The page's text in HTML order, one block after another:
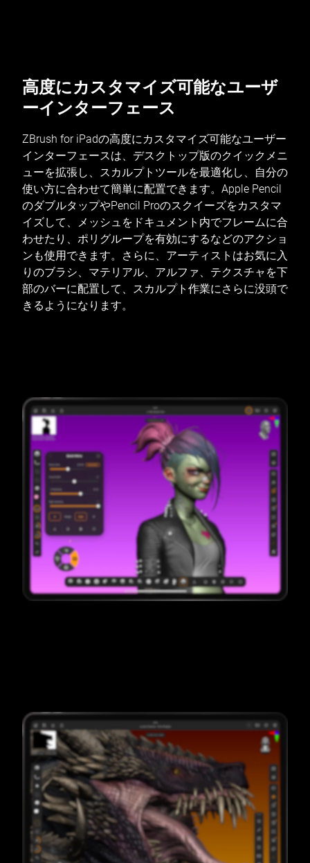
高度にカスタマイズ可能なユーザ
ーインターフェース
ZBrush for iPadの高度にカスタマイズ可能なユーザー
インターフェースは、デスクトップ版のクイックメニ
ューを拡張し、スカルプトツールを最適化し、自分の
使い方に合わせて簡単に配置できます。Apple Pencil
のダブルタップやPencil Proのスクイーズをカスタマ
イズして、メッシュをドキュメント内でフレームに合
わせたり、ポリグループを有効にするなどのアクショ
ンも使用できます。さらに、アーティストはお気に入
りのブラシ、マテリアル、アルファ、テクスチャを下
部のバーに配置して、スカルプト作業にさらに没頭で
きるようになります。